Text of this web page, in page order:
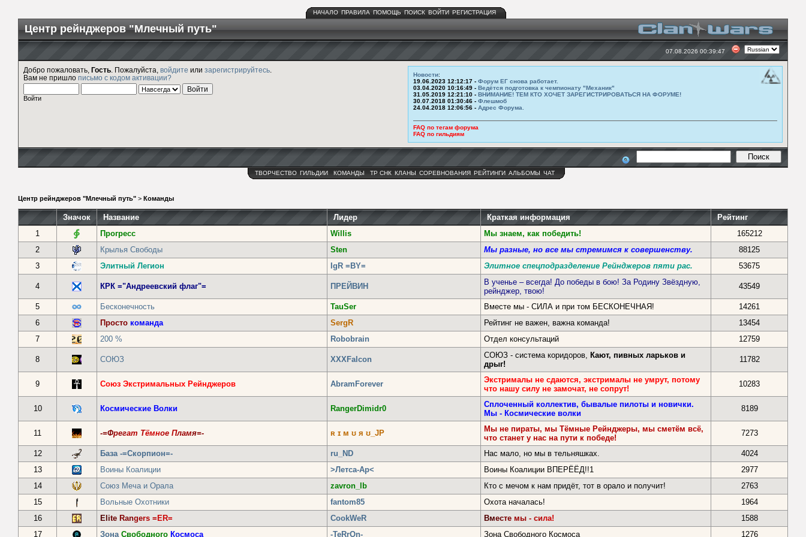
НАЧАЛО ПРАВИЛА ПОМОЩЬ ПОИСК ВОЙТИ РЕГИСТРАЦИЯ
Центр рейнджеров "Млечный путь"
07.08.2026 00:39:47
Добро пожаловать, Гость . Пожалуйста, войдите или зарегистрируйтесь
Вам не пришло письмо с кодом активации?
Войти
Новости:
19.06.2023 12:12:17 - Форум ЕГ снова работает.
03.04.2020 10:16:49 - Ведётся подготовка к чемпионату "Механик"
31.05.2019 12:21:10 - ВНИМАНИЕ! ТЕМ КТО ХОЧЕТ ЗАРЕГИСТРИРОВАТЬСЯ НА ФОРУМЕ!
30.07.2018 01:30:46 - Флешмоб
24.04.2018 12:06:56 - Адрес Форума.
FAQ по тегам форума
FAQ по гильдиям
ТВОРЧЕСТВО ГИЛЬДИИ КОМАНДЫ ТР СНК КЛАНЫ СОРЕВНОВАНИЯ РЕЙТИНГИ АЛЬБОМЫ ЧАТ
Центр рейнджеров "Млечный путь" > Команды
Значок Название Лидер Краткая информация
Рейтинг
1
Прогресс Willis Мы знаем, как победить!
165212
2
Крылья Свободы Sten Мы разные, но все мы стремимся к совершенству.
88125
3
Элитный Легион IgR =BY= Элитное спецподразделение Рейнджеров пяти рас. 53675
4 КРК ="Андреевский флаг"= ПРЕЙВИН
В ученье – всегда! До победы в бою! За Родину Звёздную,
рейнджер, твою!
43549
5 Бесконечность TauSer Вместе мы - СИЛА и при том БЕСКОНЕЧНАЯ!
14261
6
Просто команда SergR Рейтинг не важен, важна команда!
13454
7
200 % Robobrain Отдел консультаций 12759
8 СОЮЗ XХXFalcon СОЮЗ - система коридоров, Кают, пивных ларьков и
дрыг!
11782
9 Союз Экстримальных Рейнджеров AbramForever
Экстрималы не сдаются, экстрималы не умрут, потому
что нашу силу не замочат, не сопрут!
10283
10 Космические Волки RangerDimidr0
Сплоченный коллектив, бывалые пилоты и новички.
Мы - Космические волки
8189
11 -=Фрегат Тёмное Пламя=- ʀ ɪ м ʊ я ʊ_JP
Мы не пираты, мы Тёмные Рейнджеры, мы сметём всё,
что станет у нас на пути к победе!
7273
12 База -=Скорпион=- ru_ND Нас мало, но мы в тельняшках.
4024
13
Воины Коалиции >Летса-Ар< Воины Коалиции ВПЕРЁЁД!!1
2977
14
Союз Меча и Орала zavron_lb Кто с мечом к нам придёт, тот в орало и получит!
2763
15
Вольные Охотники fantom85 Охота началась!
1964
16
Elite Rangers = ER= CookWeR Вместе мы - сила!
1588
17
Зона Свободного Космоса -TeRrOn- Зона Свободного Космоса 1276